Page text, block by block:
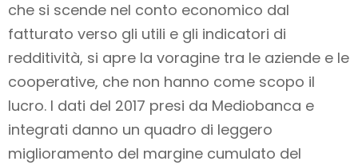
che si scende nel conto economico dal
fatturato verso gli utili e gli indicatori di
redditività, si apre la voragine tra le aziende e le
cooperative, che non hanno come scopo il
lucro. I dati del 2017 presi da Mediobanca e
integrati danno un quadro di leggero
miglioramento del margine cumulato del